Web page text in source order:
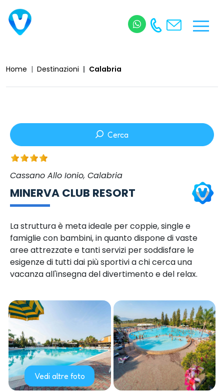
Home Destinazioni Calabria
Cassano Allo Ionio, Calabria
MINERVA CLUB RESORT
La struttura è meta ideale per coppie, single e
famiglie con bambini, in quanto dispone di vaste
aree attrezzate e tanti servizi per soddisfare le
esigenze di tutti dai più sportivi a chi cerca una
vacanza all'insegna del divertimento e del relax.
Cerca
Vedi altre foto